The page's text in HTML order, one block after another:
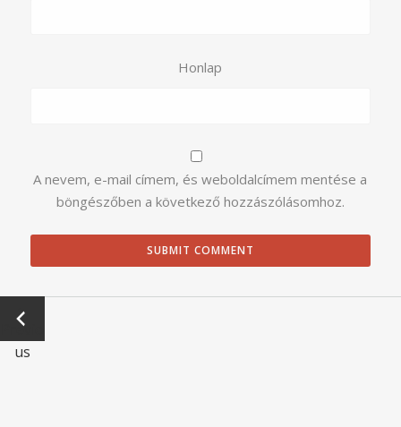
Honlap
A nevem, e-mail címem, és weboldalcímem mentése a
böngészőben a következő hozzászólásomhoz.
←
Previo
us